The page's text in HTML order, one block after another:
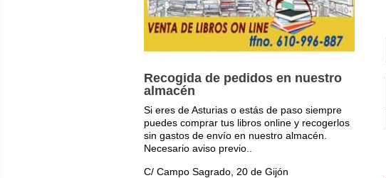
Recogida de pedidos en nuestro
almacén
Si eres de Asturias o estás de paso siempre
puedes comprar tus libros online y recogerlos
sin gastos de envío en nuestro almacén.
Necesario aviso previo..
C/ Campo Sagrado, 20 de Gijón